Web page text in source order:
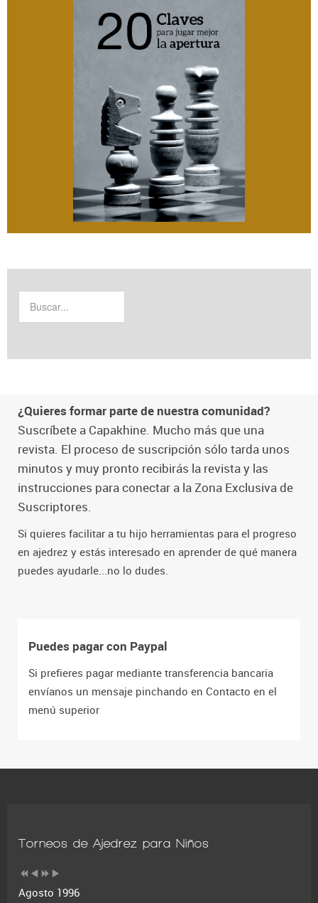
¿Quieres formar parte de nuestra comunidad?
Suscríbete a Capakhine. Mucho más que una
revista. El proceso de suscripción sólo tarda unos
minutos y muy pronto recibirás la revista y las
instrucciones para conectar a la Zona Exclusiva de
Suscriptores.
Si quieres facilitar a tu hijo herramientas para el progreso
en ajedrez y estás interesado en aprender de qué manera
puedes ayudarle...no lo dudes.
Puedes pagar con Paypal
Si prefieres pagar mediante transferencia bancaria
envíanos un mensaje pinchando en Contacto en el
menú superior
Torneos de Ajedrez para Niños
Agosto 1996